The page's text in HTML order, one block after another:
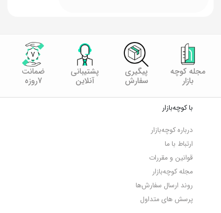
مجله کوچه
بازار
پیگیری
سفارش
پشتیبانی
آنلاین
ضمانت
7روزه
با کوچه‌بازار
درباره کوچه‌بازار
ارتباط با ما
قوانین و مقررات
مجله کوچه‌‌بازار
روند ارسال سفارش‌ها
پرسش های متداول